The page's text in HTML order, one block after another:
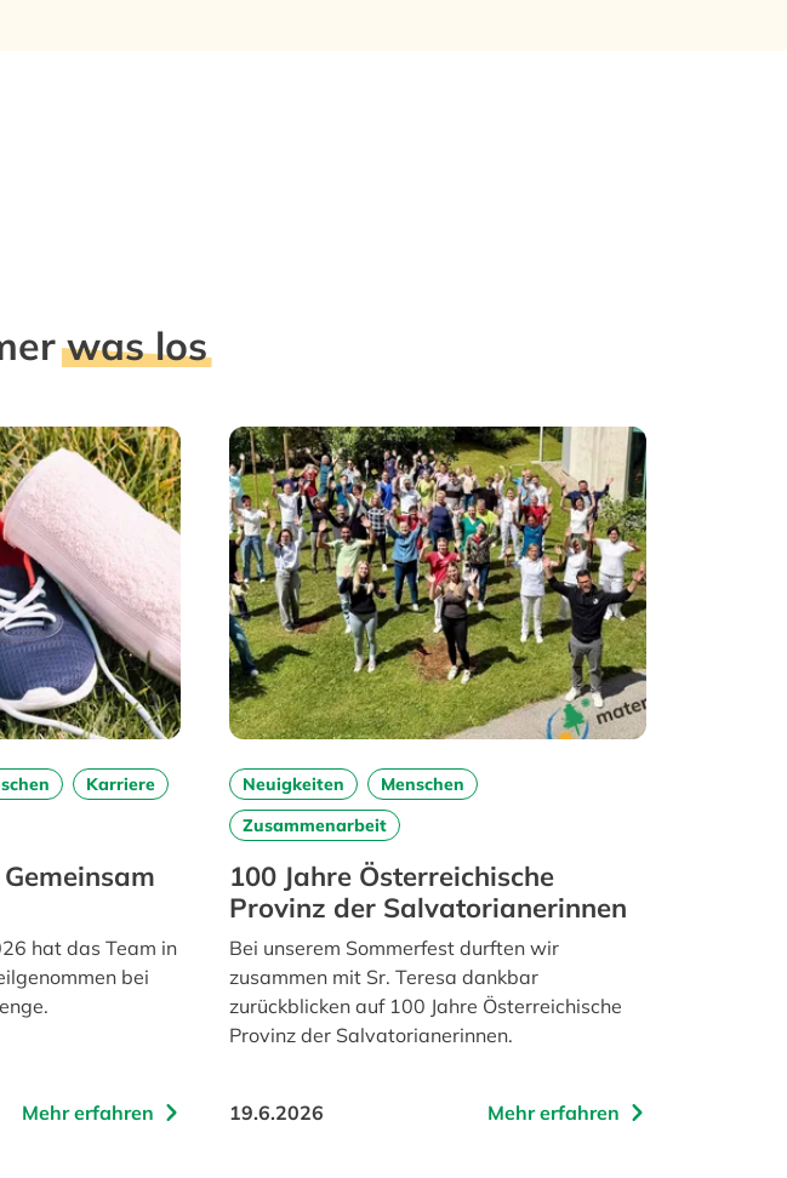
was los
Karriere
hat das Team in
bei
Mehr erfahren
Neuigkeiten
Menschen
Zusammenarbeit
100 Jahre Österreichische
Provinz der Salvatorianerinnen
Bei unserem Sommerfest durften wir
zusammen mit Sr. Teresa dankbar
zurückblicken auf 100 Jahre Österreichische
Provinz der Salvatorianerinnen.
19.6.2026 Mehr erfahren